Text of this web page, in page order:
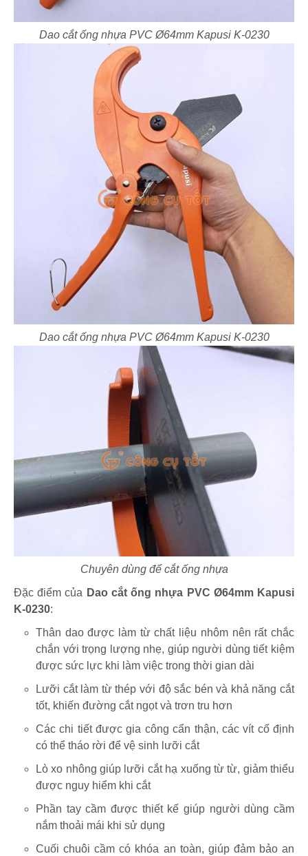
Dao cắt ống nhựa PVC Ø64mm Kapusi K-0230
Dao cắt ống nhựa PVC Ø64mm Kapusi K-0230
Chuyên dùng để cắt ống nhựa
Đặc điểm của Dao cắt ống nhựa PVC Ø64mm Kapusi
K-0230:
Thân dao được làm từ chất liệu nhôm nên rất chắc
chắn với trọng lượng nhẹ, giúp người dùng tiết kiệm
được sức lực khi làm việc trong thời gian dài
Lưỡi cắt làm từ thép với độ sắc bén và khả năng cắt
tốt, khiến đường cắt ngọt và trơn tru hơn
Các chi tiết được gia công cẩn thận, các vít cố định
có thể tháo rời để vệ sinh lưỡi cắt
Lò xo nhông giúp lưỡi cắt hạ xuống từ từ, giảm thiểu
được nguy hiểm khi cắt
Phần tay cầm được thiết kế giúp người dùng cầm
nắm thoải mái khi sử dụng
Cuối chuôi cầm có khóa an toàn, giúp đảm bảo an